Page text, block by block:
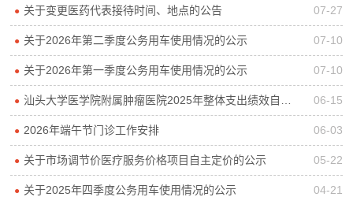
● 关于变更医药代表接待时间、地点的公告 07-27
● 关于2026年第二季度公务用车使用情况的公示 07-10
● 关于2026年第一季度公务用车使用情况的公示 07-10
● 汕头大学医学院附属肿瘤医院2025年整体支出绩效自评报告 06-15
● 2026年端午节门诊工作安排 06-03
● 关于市场调节价医疗服务价格项目自主定价的公示 05-22
● 关于2025年四季度公务用车使用情况的公示 04-21